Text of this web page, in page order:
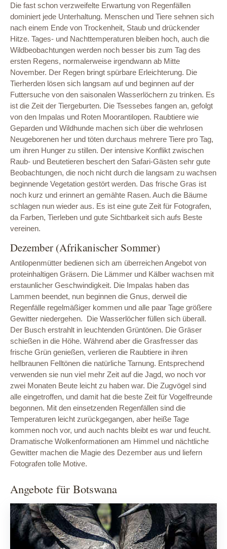
Die fast schon verzweifelte Erwartung von Regenfällen
dominiert jede Unterhaltung. Menschen und Tiere sehnen sich
nach einem Ende von Trockenheit, Staub und drückender
Hitze. Tages- und Nachttemperaturen bleiben hoch, auch die
Wildbeobachtungen werden noch besser bis zum Tag des
ersten Regens, normalerweise irgendwann ab Mitte
November. Der Regen bringt spürbare Erleichterung. Die
Tierherden lösen sich langsam auf und beginnen auf der
Futtersuche von den saisonalen Wasserlöchern zu trinken. Es
ist die Zeit der Tiergeburten. Die Tsessebes fangen an, gefolgt
von den Impalas und Roten Moorantilopen. Raubtiere wie
Geparden und Wildhunde machen sich über die wehrlosen
Neugeborenen her und töten durchaus mehrere Tiere pro Tag,
um ihren Hunger zu stillen. Der intensive Konflikt zwischen
Raub- und Beutetieren beschert den Safari-Gästen sehr gute
Beobachtungen, die noch nicht durch die langsam zu wachsen
beginnende Vegetation gestört werden. Das frische Gras ist
noch kurz und erinnert an gemähte Rasen. Auch die Bäume
schlagen nun wieder aus. Es ist eine gute Zeit für Fotografen,
da Farben, Tierleben und gute Sichtbarkeit sich aufs Beste
vereinen.
Dezember (Afrikanischer Sommer)
Antilopenmütter bedienen sich am überreichen Angebot von
proteinhaltigen Gräsern. Die Lämmer und Kälber wachsen mit
erstaunlicher Geschwindigkeit. Die Impalas haben das
Lammen beendet, nun beginnen die Gnus, derweil die
Regenfälle regelmäßiger kommen und alle paar Tage größere
Gewitter niedergehen. Die Wasserlöcher füllen sich überall.
Der Busch erstrahlt in leuchtenden Grüntönen. Die Gräser
schießen in die Höhe. Während aber die Grasfresser das
frische Grün genießen, verlieren die Raubtiere in ihren
hellbraunen Felltönen die natürliche Tarnung. Entsprechend
verwenden sie nun viel mehr Zeit auf die Jagd, wo noch vor
zwei Monaten Beute leicht zu haben war. Die Zugvögel sind
alle eingetroffen, und damit hat die beste Zeit für Vogelfreunde
begonnen. Mit den einsetzenden Regenfällen sind die
Temperaturen leicht zurückgegangen, aber heiße Tage
kommen noch vor, und auch nachts bleibt es war und feucht.
Dramatische Wolkenformationen am Himmel und nächtliche
Gewitter machen die Magie des Dezember aus und liefern
Fotografen tolle Motive.
Angebote für Botswana